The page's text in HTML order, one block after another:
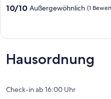
bei
10.0
Bewertung)
10/10 Außergewöhnlich (1
Hausordnung
Check-in ab 16:00 Uhr